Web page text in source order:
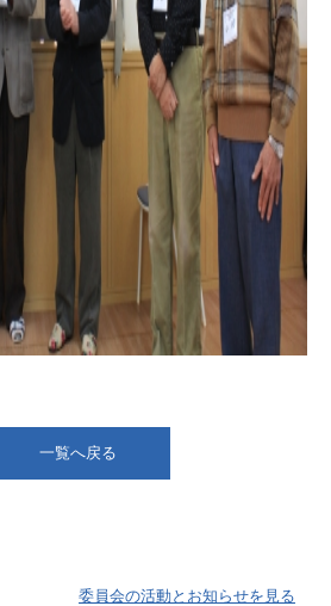
一覧へ戻る
委員会の活動とお知らせを見る